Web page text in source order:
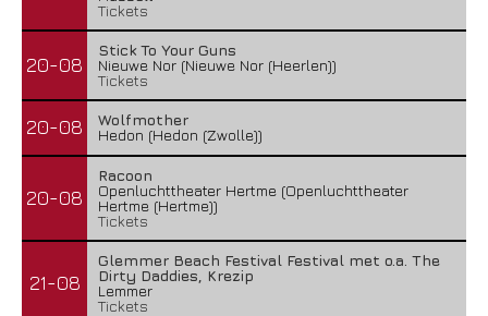
Tickets
20-08
Stick To Your Guns
Nieuwe Nor (Nieuwe Nor (Heerlen))
Tickets
20-08
Wolfmother
Hedon (Hedon (Zwolle))
20-08
Racoon
Openluchttheater Hertme (Openluchttheater
Hertme (Hertme))
Tickets
21-08
Glemmer Beach Festival Festival met o.a. The
Dirty Daddies, Krezip
Lemmer
Tickets